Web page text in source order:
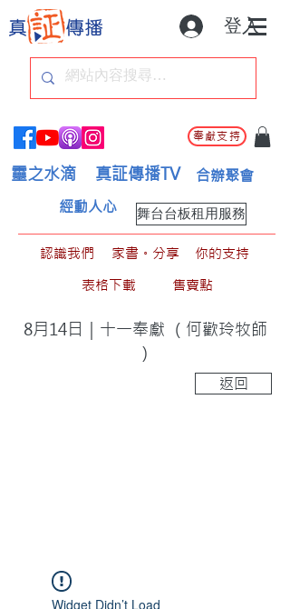
登入
奉獻支持
靈之水滴 真証傳播TV 合辦聚會
舞台台板租用服務
經動人心
認識我們 家書。分享
你的支持
表格下載
售賣點
8月14日｜十一奉獻 （何歡玲牧師
）
返回
Widget Didn’t Load